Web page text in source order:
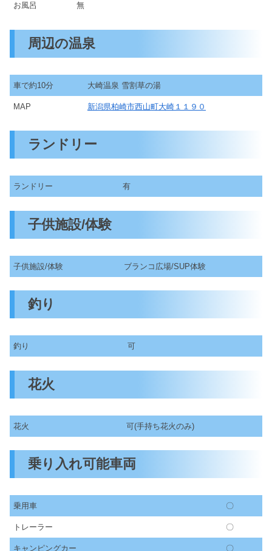
お風呂 無
周辺の温泉
車で約10分 大崎温泉 雪割草の湯
MAP 新潟県柏崎市西山町大崎１１９０
ランドリー
ランドリー 有
子供施設/体験
子供施設/体験 ブランコ広場/SUP体験
釣り
釣り 可
花火
花火 可(手持ち花火のみ)
乗り入れ可能車両
乗用車 〇
トレーラー 〇
キャンピングカー 〇